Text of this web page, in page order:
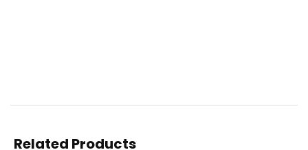
Related Products